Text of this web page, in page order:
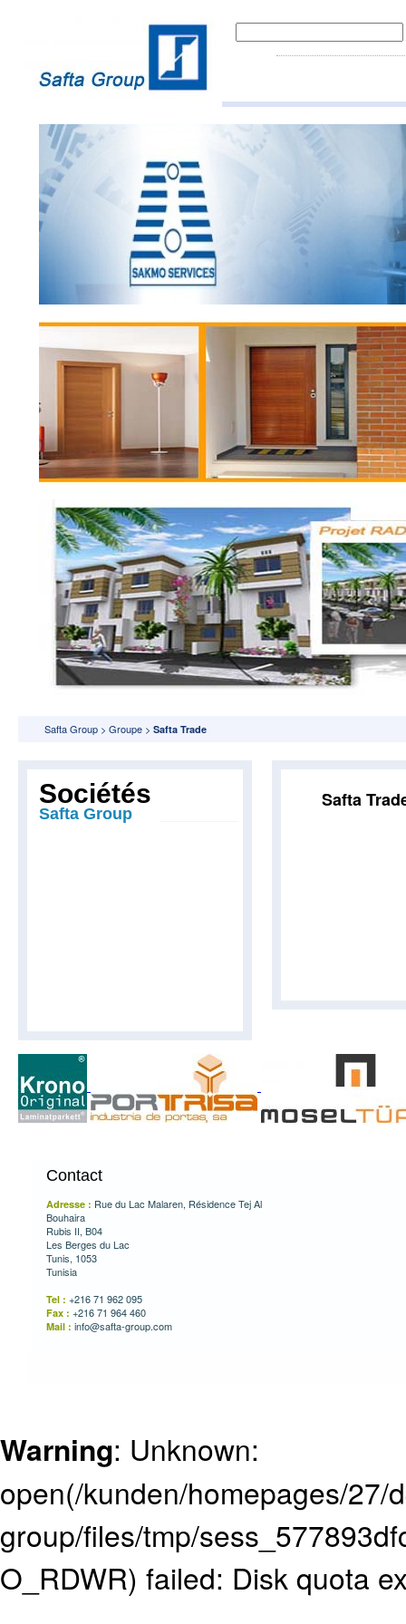
Safta Group > Groupe > Safta Trade
Sociétés
Safta Group
Safta
Contact
Adresse : Rue du Lac Malaren, Résidence Tej Al
Bouhaira
Rubis II, B04
Les Berges du Lac
Tunis, 1053
Tunisia
Tel : +216 71 962 095
Fax : +216 71 964 460
Mail : info@safta-group.com
Warning: Unknown:
open(/kunden/homepages/27/
group/files/tmp/
O_RDWR) failed: Disk quota